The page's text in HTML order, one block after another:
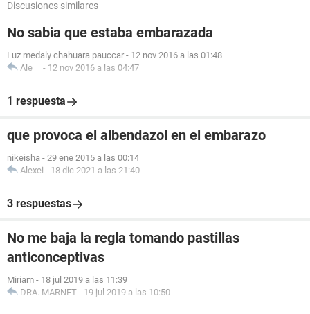
Discusiones similares
No sabia que estaba embarazada
Luz medaly chahuara pauccar - 12 nov 2016 a las 01:48
Ale__
- 12 nov 2016 a las 04:47
1 respuesta
que provoca el albendazol en el embarazo
nikeisha - 29 ene 2015 a las 00:14
Alexei - 18 dic 2021 a las 21:40
3 respuestas
No me baja la regla tomando pastillas
anticonceptivas
Miriam - 18 jul 2019 a las 11:39
DRA. MARNET - 19 jul 2019 a las 10:50